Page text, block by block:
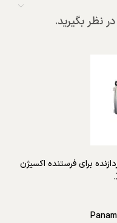
نظر بگیرید.
برای فرستنده اکسیژن